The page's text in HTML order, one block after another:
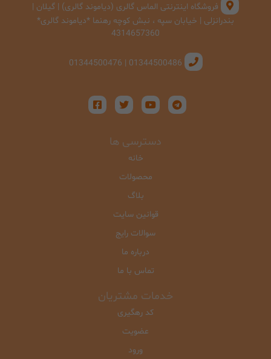
فروشگاه اینترنتی الماس گالری (دیاموند گالری) | گیلان |
بندرانزلی | خیابان سپه ، نبش کوچه رهنما *دیاموند گالری*
4314657360
01344500486 | 01344500476
دسترسی ها
خانه
محصولات
بلاگ
قوانین سایت
سوالات رایج
درباره ما
تماس با ما
خدمات مشتریان
کد رهگیری
عضویت
ورود